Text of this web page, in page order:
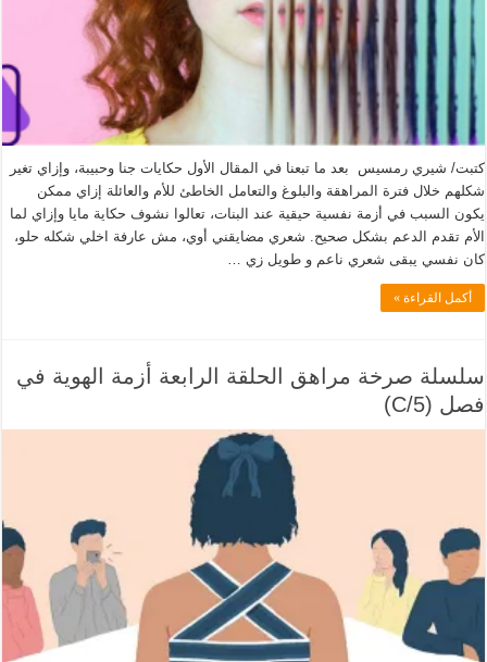
كتبت/ شيري رمسيس بعد ما تبعنا في المقال الأول حكايات جنا وحبيبة، وإزاي تغير
شكلهم خلال فترة المراهقة والبلوغ والتعامل الخاطئ للأم والعائلة إزاي ممكن
يكون السبب في أزمة نفسية حيقية عند البنات، تعالوا نشوف حكاية مايا وإزاي لما
الأم تقدم الدعم بشكل صحيح. شعري مضايقني أوي، مش عارفة اخلي شكله حلو،
كان نفسي يبقى شعري ناعم و طويل زي …
أكمل القراءة »
سلسلة صرخة مراهق الحلقة الرابعة أزمة الهوية في
فصل (5/C)